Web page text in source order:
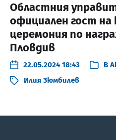
Областния
официален гост
церемония по
Пловдив
22.05.2024 18:43 В
Илия Зюмбилев